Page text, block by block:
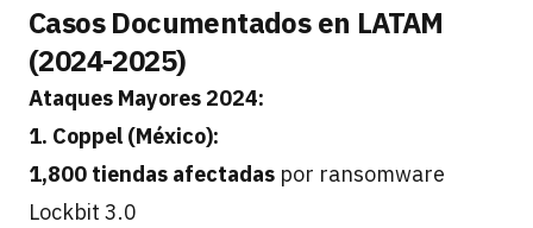
Casos Documentados en LATAM
(2024-2025)
Ataques Mayores 2024:
1. Coppel (México):
1,800 tiendas afectadas por ransomware
Lockbit 3.0